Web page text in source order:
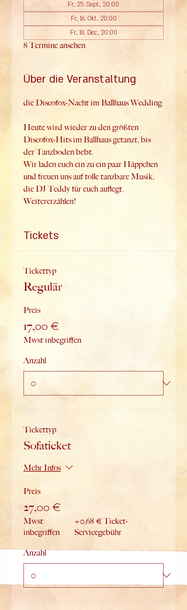
Fr., 25. Sept., 20:00
Fr., 16. Okt., 20:00
Fr., 18. Dez., 20:00
8 Termine ansehen
Über die Veranstaltung
die Discofox-Nacht im Ballhaus Wedding
Heute wird wieder zu den größten
Discofox-Hits im Ballhaus getanzt, bis
der Tanzboden bebt.
Wir laden euch ein zu ein paar Häppchen
und freuen uns auf tolle tanzbare Musik,
die DJ Teddy für euch auflegt.
Weitererzählen!
Tickets
Tickettyp
Regulär
Preis
17,00 €
Mwst inbegriffen
Anzahl
Tickettyp
Sofaticket
Mehr Infos
Preis
27,00 €
Mwst
inbegriffen
+0,68 € Ticket-
Servicegebühr
Anzahl